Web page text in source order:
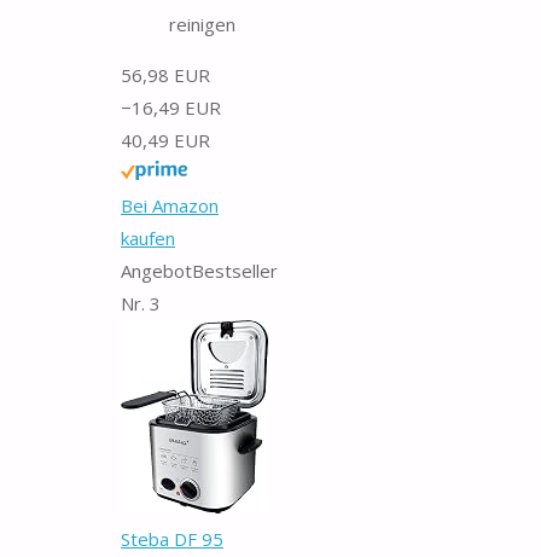
reinigen
56,98 EUR
−16,49 EUR
40,49 EUR
Bei Amazon
kaufen
AngebotBestseller
Nr. 3
Steba DF 95